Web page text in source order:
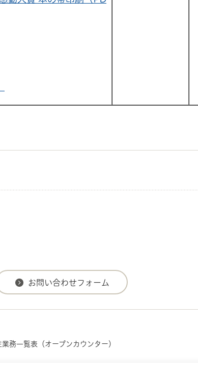
務一覧表（オープンカウンター）